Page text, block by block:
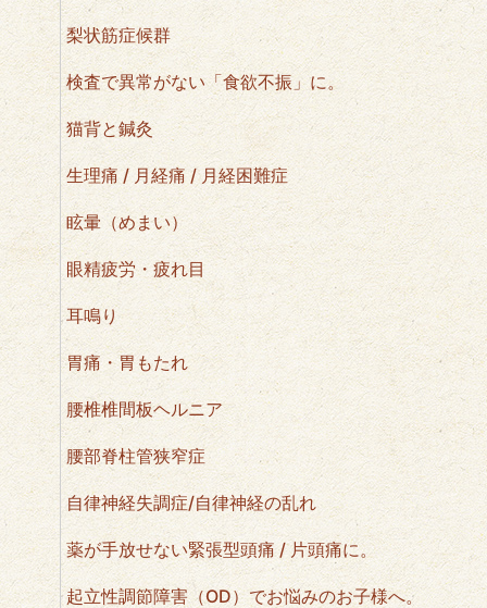
梨状筋症候群
検査で異常がない「食欲不振」に。
猫背と鍼灸
生理痛 / 月経痛 / 月経困難症
眩暈（めまい）
眼精疲労・疲れ目
耳鳴り
胃痛・胃もたれ
腰椎椎間板ヘルニア
腰部脊柱管狭窄症
自律神経失調症/自律神経の乱れ
薬が手放せない緊張型頭痛 / 片頭痛に。
起立性調節障害（OD）でお悩みのお子様へ。